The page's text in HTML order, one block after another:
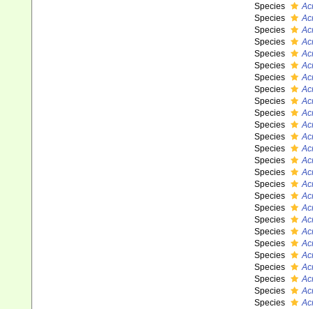
Species
Species
Species
Species
Species
Species
Species
Species
Species
Species
Species
Species
Species
Species
Species
Species
Species
Species
Species
Species
Species
Species
Species
Species
Species
Species